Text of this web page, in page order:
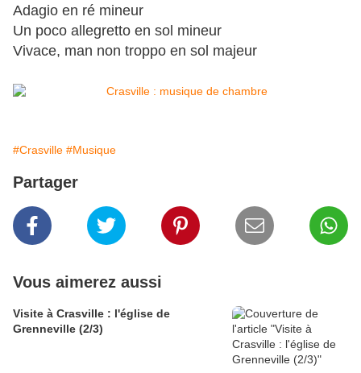
Adagio en ré mineur
Un poco allegretto en sol mineur
Vivace, man non troppo en sol majeur
#Crasville #Musique
Partager
Vous aimerez aussi
Visite à Crasville : l'église de
Grenneville (2/3)